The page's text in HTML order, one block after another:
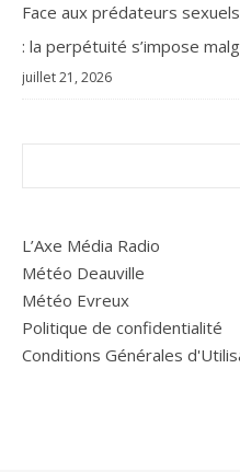
Face aux prédateurs
: la perpétuité s’impose
juillet 21, 2026
L’Axe Média Radio
Météo Deauville
Météo Evreux
Politique de confidentialité
Conditions Générales